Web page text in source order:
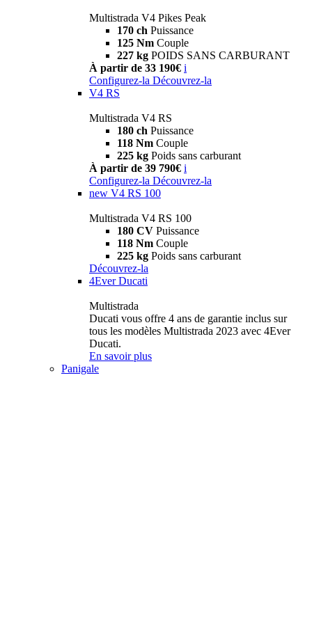
Multistrada V4 Pikes Peak
170 ch Puissance
125 Nm Couple
227 kg POIDS SANS CARBURANT
À partir de 33 190€ i
Configurez-la Découvrez-la
V4 RS
Multistrada V4 RS
180 ch Puissance
118 Nm Couple
225 kg Poids sans carburant
À partir de 39 790€ i
Configurez-la Découvrez-la
new V4 RS 100
Multistrada V4 RS 100
180 CV Puissance
118 Nm Couple
225 kg Poids sans carburant
Découvrez-la
4Ever Ducati
Multistrada
Ducati vous offre 4 ans de garantie inclus sur
tous les modèles Multistrada 2023 avec 4Ever
Ducati.
En savoir plus
Panigale